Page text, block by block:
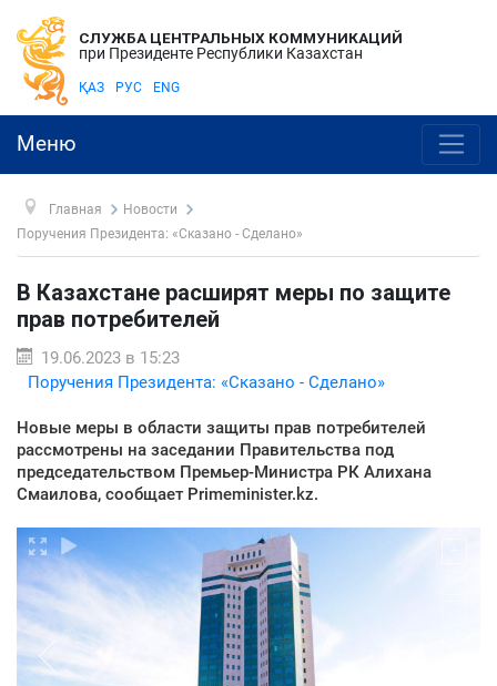
СЛУЖБА ЦЕНТРАЛЬНЫХ КОММУНИКАЦИЙ
при Президенте Республики Казахстан
ҚАЗ РУС ENG
Меню
Главная
Новости
Поручения Президента: «Сказано - Сделано»
В Казахстане расширят меры по защите
прав потребителей
19.06.2023 в 15:23
Поручения Президента: «Сказано - Сделано»
Новые меры в области защиты прав потребителей
рассмотрены на заседании Правительства под
председательством Премьер-Министра РК Алихана
Смаилова, сообщает Primeminister.kz.